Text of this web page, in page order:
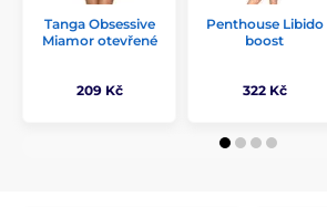
Tanga Obsessive
Miamor otevřené
209 Kč
Penthouse Libido
boost
322 Kč